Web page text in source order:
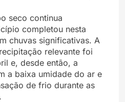
seco continua
completou nesta
chuvas significativas. A
relevante foi
e, desde então, a
a baixa umidade do ar e
de frio durante as